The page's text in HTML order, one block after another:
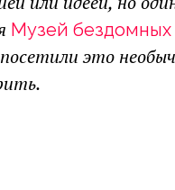
Музей бездомных
это